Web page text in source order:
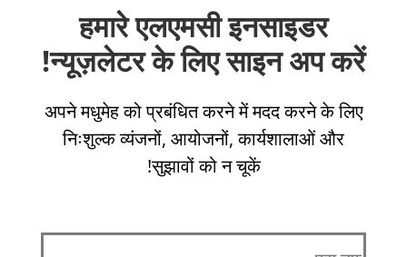
हमारे एलएमसी इनसाइडर
न्यूज़लेटर के लिए साइन अप करें!
अपने मधुमेह को प्रबंधित करने में मदद करने के लिए
निःशुल्क व्यंजनों, आयोजनों, कार्यशालाओं और
सुझावों को न चूकें!